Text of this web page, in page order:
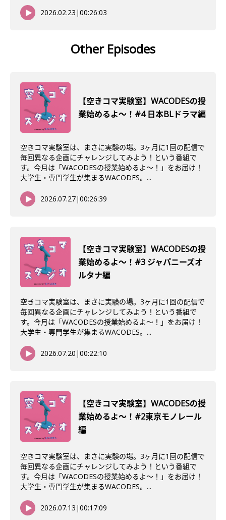
2026.02.23 |00:26:03
Other Episodes
【空きコマ実験室】WACODESの授
業始めるよ～！#4 日本BLドラマ編
空きコマ実験室は、まさに実験の場。3ヶ月に1回の配信で
毎回異なる企画にチャレンジしてみよう！という番組で
す。今月は「WACODESの授業始めるよ～！」をお届け！
大学生・専門学生が集まるWACODES。...
2026.07.27|00:26:39
【空きコマ実験室】WACODESの授
業始めるよ〜！#3 ジャパニーズオ
ルタナ編
空きコマ実験室は、まさに実験の場。3ヶ月に1回の配信で
毎回異なる企画にチャレンジしてみよう！という番組で
す。今月は「WACODESの授業始めるよ～！」をお届け！
大学生・専門学生が集まるWACODES。...
2026.07.20 |00:22:10
【空きコマ実験室】WACODESの授
業始めるよ〜！#2東京モノレール
編
空きコマ実験室は、まさに実験の場。3ヶ月に1回の配信で
毎回異なる企画にチャレンジしてみよう！という番組で
す。今月は「WACODESの授業始めるよ～！」をお届け！
大学生・専門学生が集まるWACODES。...
2026.07.13 |00:17:09